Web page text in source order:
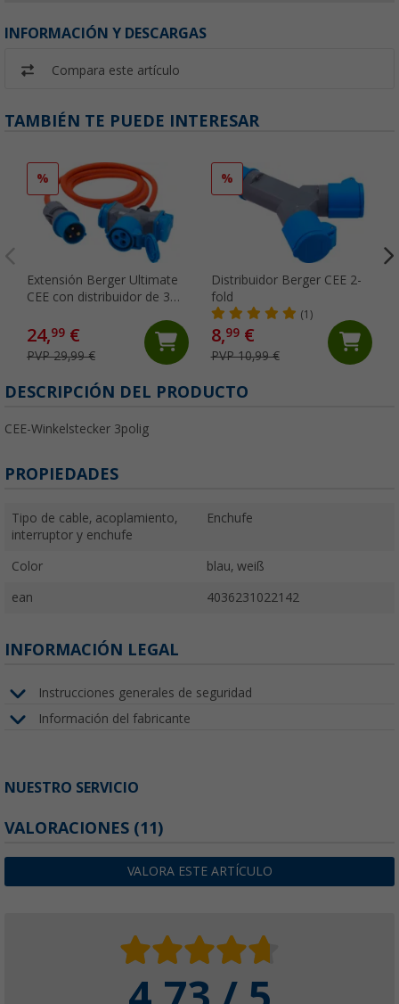
INFORMACIÓN Y DESCARGAS
Compara este artículo
TAMBIÉN TE PUEDE INTERESAR
%
Extensión Berger Ultimate
CEE con distribuidor de 3
24,99 €
PVP 29,99 €
%
Distribuidor Berger CEE 2-
fold
(1)
8,99€
PVP 10,99 €
DESCRIPCIÓN DEL PRODUCTO
CEE-Winkelstecker 3polig
PROPIEDADES
Tipo de cable, acoplamiento,
interruptor y enchufe
Enchufe
Color blau, weiß
ean 4036231022142
INFORMACIÓN LEGAL
Instrucciones generales de seguridad
Información del fabricante
NUESTRO SERVICIO
VALORACIONES (11)
VALORA ESTE ARTÍCULO